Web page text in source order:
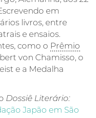
em
livros, entre
e ensaios.
como o Prêmio
von Chamisso, o
e a Medalha
Dossiê Literário:
Japão em São